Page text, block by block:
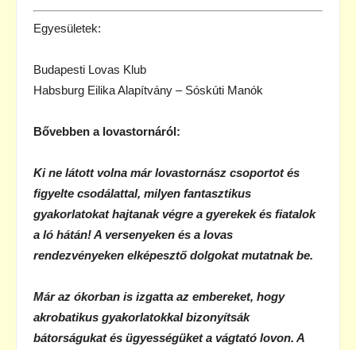
Egyesületek:
Budapesti Lovas Klub
Habsburg Eilika Alapítvány – Sóskúti Manók
Bővebben a lovastornáról:
Ki ne látott volna már lovastornász csoportot és
figyelte csodálattal, milyen fantasztikus
gyakorlatokat hajtanak végre a gyerekek és fiatalok
a ló hátán! A versenyeken és a lovas
rendezvényeken elképesztő dolgokat mutatnak be.
Már az ókorban is izgatta az embereket, hogy
akrobatikus gyakorlatokkal bizonyítsák
bátorságukat és ügyességüket a vágtató lovon. A